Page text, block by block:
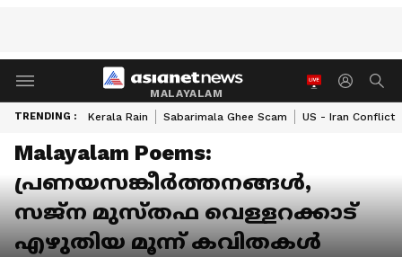
MALAYALAM
TRENDING : Kerala Rain Sabarimala Ghee Scam US - Iran Conflict
Malayalam Poems:
പ്രണയസങ്കീര്‍ത്തനങ്ങള്‍,
സജ്ന മുസ്തഫ വെള്ളറക്കാട്
എഴുതിയ മൂന്ന് കവിതകള്‍